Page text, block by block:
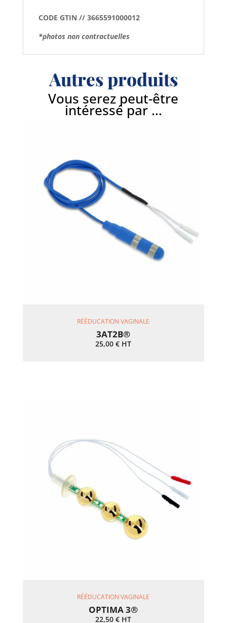
CODE GTIN // 3665591000012
*photos non contractuelles
Autres produits
Vous serez peut-être
intéressé par …
Ajouter Au Panier
RÉÉDUCATION VAGINALE
3AT2B®
25,00€ HT
Ajouter Au Panier
RÉÉDUCATION VAGINALE
OPTIMA 3®
22,50€ HT